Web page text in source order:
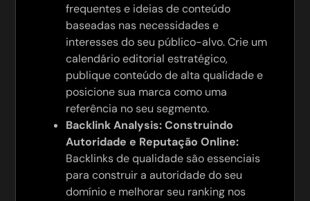
frequentes e ideias de conteúdo
baseadas nas necessidades e
interesses do seu público-alvo. Crie um
calendário editorial estratégico,
publique conteúdo de alta qualidade e
posicione sua marca como uma
referência no seu segmento.
Backlink Analysis: Construindo
Autoridade e Reputação Online:
Backlinks de qualidade são essenciais
para construir a autoridade do seu
domínio e melhorar seu ranking nos